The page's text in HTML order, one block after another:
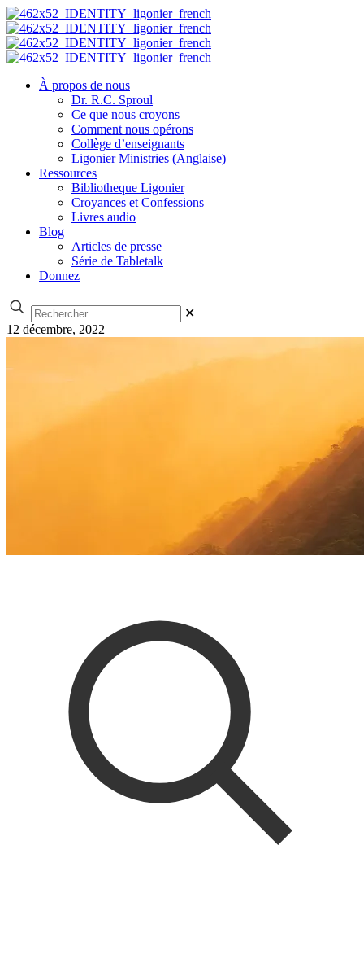
À propos de nous
Dr. R.C. Sproul
Ce que nous croyons
Comment nous opérons
Collège d’enseignants
Ligonier Ministries (Anglaise)
Ressources
Bibliotheque Ligonier
Croyances et Confessions
Livres audio
Blog
Articles de presse
Série de Tabletalk
Donnez
✕
12 décembre, 2022